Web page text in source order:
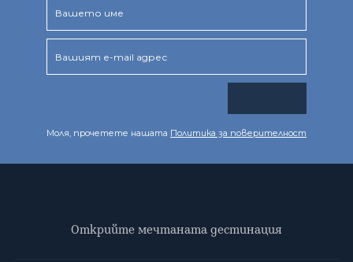
Моля, прочетете нашата Политика за поверителност
Открийте мечтаната дестинация